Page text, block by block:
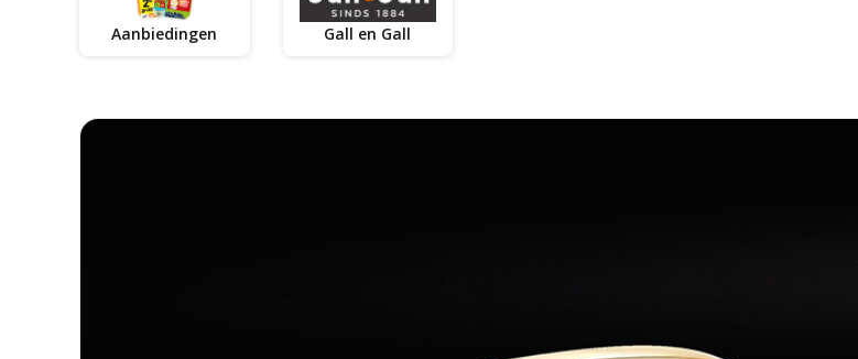
Aanbiedingen Gall en Gall